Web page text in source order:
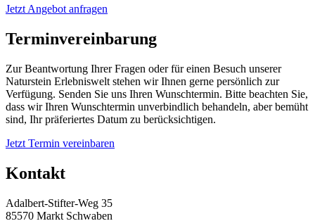
Jetzt Angebot anfragen
Terminvereinbarung
Zur Beantwortung Ihrer Fragen oder für einen Besuch unserer
Naturstein Erlebniswelt stehen wir Ihnen gerne persönlich zur
Verfügung. Senden Sie uns Ihren Wunschtermin. Bitte beachten Sie,
dass wir Ihren Wunschtermin unverbindlich behandeln, aber bemüht
sind, Ihr präferiertes Datum zu berücksichtigen.
Jetzt Termin vereinbaren
Kontakt
Adalbert-Stifter-Weg 35
85570 Markt Schwaben